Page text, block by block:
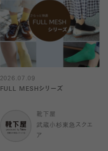
2026.07.09
FULL MESHシリーズ
靴下屋
武蔵小杉東急スクエ
ア